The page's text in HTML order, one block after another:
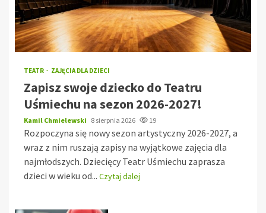
TEATR ZAJĘCIA DLA DZIECI
Zapisz swoje dziecko do Teatru
Uśmiechu na sezon 2026-2027!
Kamil Chmielewski 8 sierpnia 2026 19
Rozpoczyna się nowy sezon artystyczny 2026-2027, a
wraz z nim ruszają zapisy na wyjątkowe zajęcia dla
najmłodszych. Dziecięcy Teatr Uśmiechu zaprasza
dzieci w wieku od... Czytaj dalej